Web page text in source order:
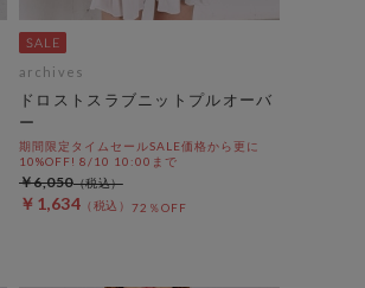
archives
ドロストスラブニットプルオーバ
ー
期間限定タイムセールSALE価格から更に
10%OFF! 8/10 10:00まで
￥1,634 72％OFF
￥6,050